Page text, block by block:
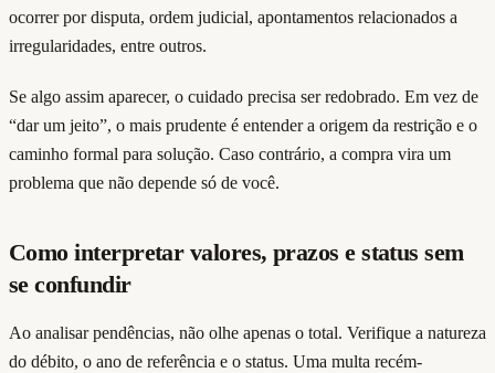
ocorrer por disputa, ordem judicial, apontamentos relacionados a
irregularidades, entre outros.
Se algo assim aparecer, o cuidado precisa ser redobrado. Em vez de
“dar um jeito”, o mais prudente é entender a origem da restrição e o
caminho formal para solução. Caso contrário, a compra vira um
problema que não depende só de você.
Como interpretar valores, prazos e status sem
se confundir
Ao analisar pendências, não olhe apenas o total. Verifique a natureza
do débito, o ano de referência e o status. Uma multa recém-